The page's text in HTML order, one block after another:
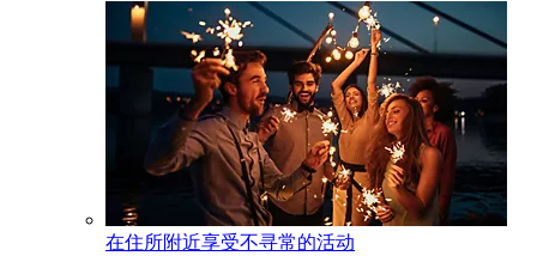
在住所附近享受不寻常的活动